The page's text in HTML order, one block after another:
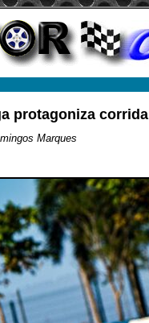
protagoniza
Marques